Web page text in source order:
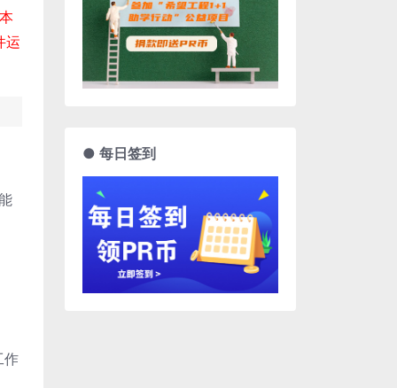
运
作
● 每日签到